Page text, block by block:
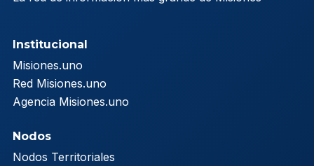
Institucional
Misiones.uno
Red Misiones.uno
Agencia Misiones.uno
Nodos
Nodos Territoriales